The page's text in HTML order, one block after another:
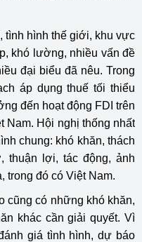
tình hình thế giới, khu vực
khó lường, nhiều vấn đề
đại biểu đã nêu. Trong
áp dụng thuế tối thiểu
đến hoạt động FDI trên
Nam. Hội nghị thống nhất
chung: khó khăn, thách
thuận lợi, tác động, ảnh
trong đó có Việt Nam.
cũng có những khó khăn,
khác cần giải quyết. Vì
giá tình hình, dự báo